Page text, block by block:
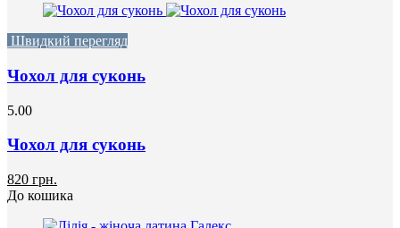
Швидкий перегляд
Чохол для суконь
5.00
Чохол для суконь
820 грн.
До кошика